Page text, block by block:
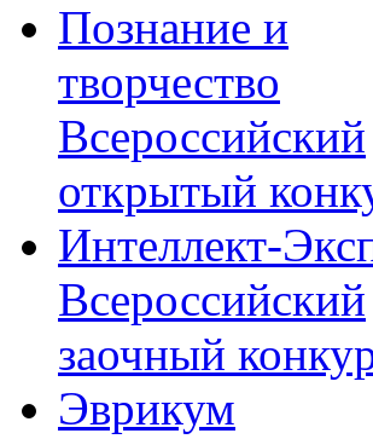
Познание и
творчество
Всероссийский
открытый
Интеллект-
Всероссийский
заочный
Эврикум